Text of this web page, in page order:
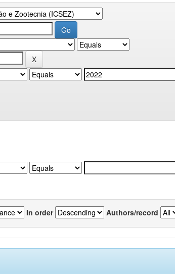
In order Authors/record